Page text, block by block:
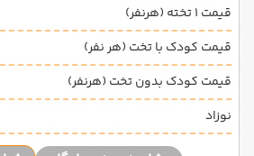
قیمت 1 تخته (هرنفر)
قیمت کودک با تخت (هر نفر)
قیمت کودک بدون تخت (هرنفر)
نوزاد